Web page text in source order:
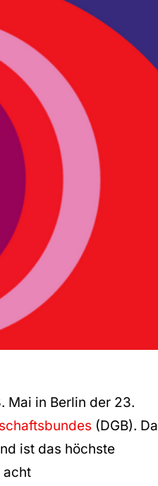
Mai in Berlin der 23.
(DGB).
ist das höchste
acht